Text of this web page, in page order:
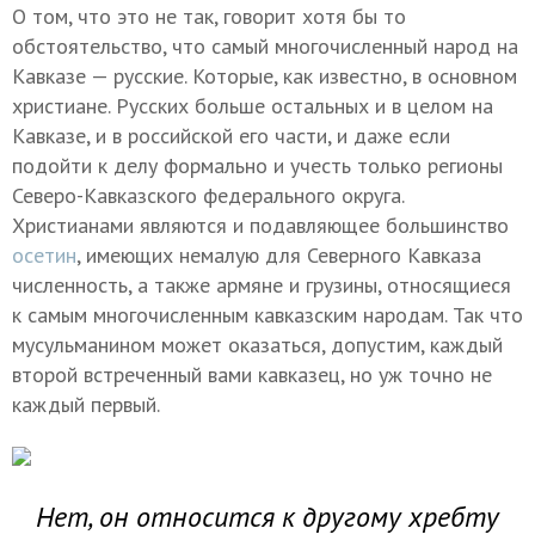
О том, что это не так, говорит хотя бы то
обстоятельство, что самый многочисленный народ на
Кавказе — русские. Которые, как известно, в основном
христиане. Русских больше остальных и в целом на
Кавказе, и в российской его части, и даже если
подойти к делу формально и учесть только регионы
Северо-Кавказского федерального округа.
Христианами являются и подавляющее большинство
осетин, имеющих немалую для Северного Кавказа
численность, а также армяне и грузины, относящиеся
к самым многочисленным кавказским народам. Так что
мусульманином может оказаться, допустим, каждый
второй встреченный вами кавказец, но уж точно не
каждый первый.
Нет, он относится к другому хребту